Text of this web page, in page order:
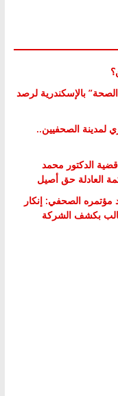
بالإسكندرية لرصد
لمدينة الصحفيين..
الدكتور محمد
العادلة حق أصيل
مؤتمره الصحفي: إنكار
بكشف الشركة